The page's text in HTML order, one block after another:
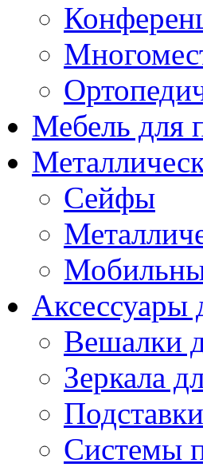
Мебель для
Сейфы
Аксессуары
Вешалки
Зеркала
Системы